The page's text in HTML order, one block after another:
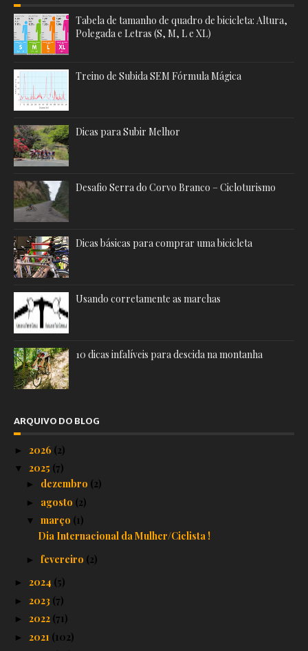
Tabela de tamanho de quadro de bicicleta: Altura,
Polegada e Letras (S, M, L e XL)
Treino de Subida SEM Fórmula Mágica
Dicas para Subir Melhor
Desafio Serra do Corvo Branco – Cicloturismo
Dicas básicas para comprar uma bicicleta
Usando corretamente as marchas
10 dicas infalíveis para descida na montanha
ARQUIVO DO BLOG
► 2026 (2)
▼ 2025 (7)
► dezembro (2)
► agosto (2)
▼ março (1)
Dia Internacional da Mulher/Ciclista !
► fevereiro (2)
► 2024 (5)
► 2023 (7)
► 2022 (71)
► 2021 (102)